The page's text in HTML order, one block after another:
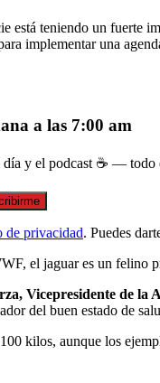
está teniendo un fuerte
implementar una
a las 7:00 am
y el podcast ☕ —
de privacidad. Puedes
el jaguar es un felino
Vicepresidente de la
del buen estado de
kilos, aunque los